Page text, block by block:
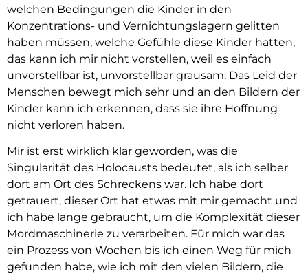
welchen Bedingungen die Kinder in den
Konzentrations- und Vernichtungslagern gelitten
haben müssen, welche Gefühle diese Kinder hatten,
das kann ich mir nicht vorstellen, weil es einfach
unvorstellbar ist, unvorstellbar grausam. Das Leid der
Menschen bewegt mich sehr und an den Bildern der
Kinder kann ich erkennen, dass sie ihre Hoffnung
nicht verloren haben.
Mir ist erst wirklich klar geworden, was die
Singularität des Holocausts bedeutet, als ich selber
dort am Ort des Schreckens war. Ich habe dort
getrauert, dieser Ort hat etwas mit mir gemacht und
ich habe lange gebraucht, um die Komplexität dieser
Mordmaschinerie zu verarbeiten. Für mich war das
ein Prozess von Wochen bis ich einen Weg für mich
gefunden habe, wie ich mit den vielen Bildern, die